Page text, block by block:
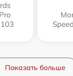
Показать больше